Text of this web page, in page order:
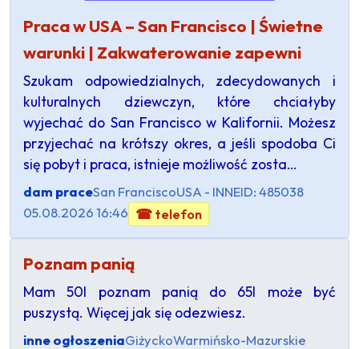
Praca w USA – San Francisco | Świetne
warunki | Zakwaterowanie zapewni
Szukam odpowiedzialnych, zdecydowanych i
kulturalnych dziewczyn, które chciałyby
wyjechać do San Francisco w Kalifornii. Możesz
przyjechać na krótszy okres, a jeśli spodoba Ci
się pobyt i praca, istnieje możliwość zosta…
dam praceSan FranciscoUSA - INNEID: 485038
05.08.2026 16:46 ☎ telefon
Poznam panią
Mam 50l poznam panią do 65l może być
puszystą. Więcej jak się odezwiesz.
inne ogłoszeniaGiżyckoWarmińsko-Mazurskie